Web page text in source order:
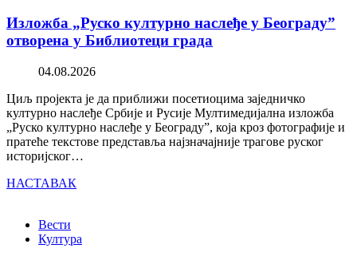
Изложба „Руско културно наслеђе у Београду”
отворена у Библиотеци града
04.08.2026
Циљ пројекта је да приближи посетиоцима заједничко
културно наслеђе Србије и Русије Мултимедијална изложба
„Руско културно наслеђе у Београду”, која кроз фотографије и
пратеће текстове представља најзначајније трагове руског
историјског…
НАСТАВАК
Вести
Култура